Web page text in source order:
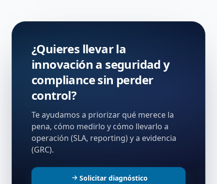
¿Quieres llevar la
innovación a seguridad y
compliance sin perder
control?
Te ayudamos a priorizar qué merece la
pena, cómo medirlo y cómo llevarlo a
operación (SLA, reporting) y a evidencia
(GRC).
Solicitar diagnóstico